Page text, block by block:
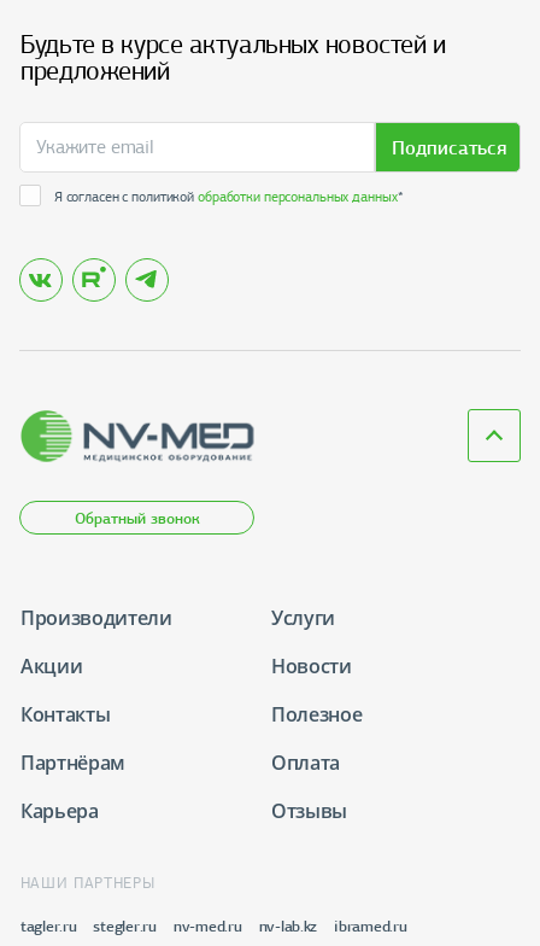
Будьте в курсе актуальных новостей и
предложений
Подписаться
Я согласен с политикойобработки персональных данных*
Обратный звонок
Производители
Услуги
Акции
Новости
Контакты
Полезное
Партнёрам
Оплата
Карьера
Отзывы
НАШИ ПАРТНЕРЫ
tagler.ru stegler.ru nv-med.ru nv-lab.kz ibramed.ru